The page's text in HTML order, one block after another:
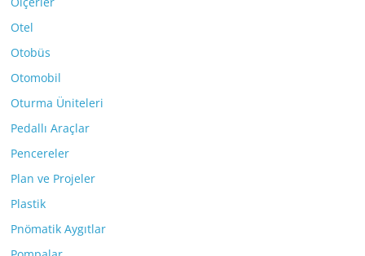
Otel
Otobüs
Otomobil
Oturma Üniteleri
Pedallı Araçlar
Pencereler
Plan ve Projeler
Plastik
Pnömatik Aygıtlar